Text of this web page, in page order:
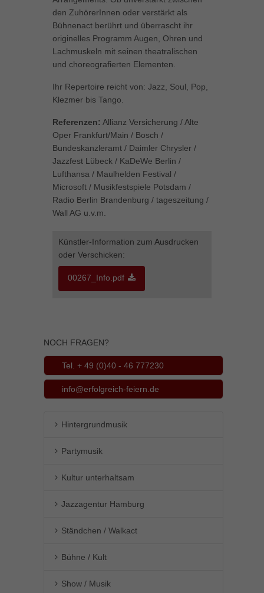
den ZuhörerInnen oder verstärkt als
Bühnenact berührt und überrascht ihr
originelles Programm Augen, Ohren und
Lachmuskeln mit seinen theatralischen
und choreografierten Elementen.
Ihr Repertoire reicht von: Jazz, Soul, Pop,
Klezmer bis Tango.
Referenzen: Allianz Versicherung / Alte
Oper Frankfurt/Main / Bosch /
Bundeskanzleramt / Daimler Chrysler /
Jazzfest Lübeck / KaDeWe Berlin /
Lufthansa / Maulhelden Festival /
Microsoft / Musikfestspiele Potsdam /
Radio Berlin Brandenburg / tageszeitung /
Wall AG u.v.m.
Künstler-Information zum Ausdrucken
oder Verschicken:
00267_Info.pdf
NOCH FRAGEN?
Tel. + 49 (0)40 - 46 777230
info@erfolgreich-feiern.de
Hintergrundmusik
Partymusik
Kultur unterhaltsam
Jazzagentur Hamburg
Ständchen / Walkact
Bühne / Kult
Show / Musik
können Ihre Einwilligung zu ganzen Kategorien geben oder sich
weitere Informationen anzeigen lassen und so nur bestimmte
Datenschutzeinstellungen
Essenziell (1)
Essenzielle Cookies ermöglichen grundlegende Funktionen und sind für
die einwandfreie Funktion der Website erforderlich.
Cookie-Informationen anzeigen
Marketing (1)
Marketing-Cookies werden von Drittanbietern oder Publishern verwendet,
um personalisierte Werbung anzuzeigen. Sie tun dies, indem sie
Besucher über Websites hinweg verfolgen.
Externe Medien (5)
Inhalte von Videoplattformen und Social-Media-Plattformen werden
powered by Borlabs Cookie